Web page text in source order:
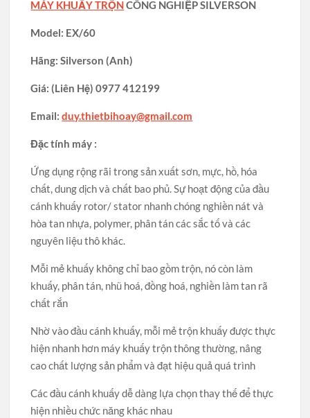
MÁY KHUẤY TRỘNCÔNG NGHIỆP SILVERSON
Model: EX/60
Hãng: Silverson (Anh)
Giá: (Liên Hệ) 0977 412199
Email:duy.thietbihoay@gmail.com
Đặc tính máy :
Ứng dụng rộng rãi trong sản xuất sơn, mực, hồ, hóa
chất, dung dịch và chất bao phủ. Sự hoạt động của đầu
cánh khuấy rotor/ stator nhanh chóng nghiền nát và
hòa tan nhựa, polymer, phân tán các sắc tố và các
nguyên liệu thô khác.
Mỗi mẻ khuấy không chỉ bao gồm trộn, nó còn làm
khuấy, phân tán, nhũ hoá, đồng hoá, nghiền làm tan rã
chất rắn
Nhờ vào đầu cánh khuấy, mỗi mẻ trộn khuấy được thực
hiện nhanh hơn máy khuấy trộn thông thường, nâng
cao chất lượng sản phẩm và đạt hiệu quả quá trình
Các đầu cánh khuấy dễ dàng lựa chọn thay thế để thực
hiện nhiều chức năng khác nhau